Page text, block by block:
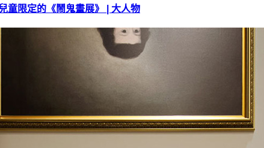
童限定的《鬧鬼畫展》 | 大人物